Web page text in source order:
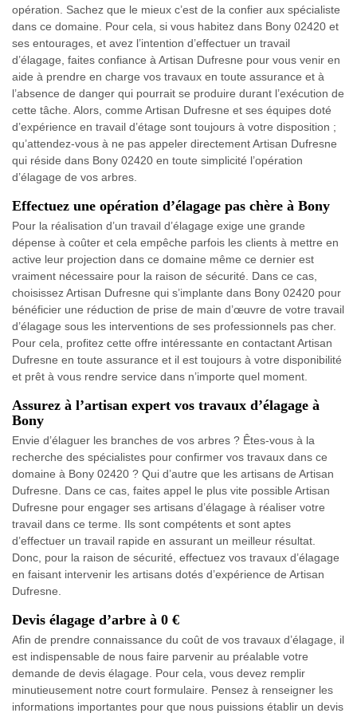
opération. Sachez que le mieux c’est de la confier aux spécialiste
dans ce domaine. Pour cela, si vous habitez dans Bony 02420 et
ses entourages, et avez l’intention d’effectuer un travail
d’élagage, faites confiance à Artisan Dufresne pour vous venir en
aide à prendre en charge vos travaux en toute assurance et à
l’absence de danger qui pourrait se produire durant l’exécution de
cette tâche. Alors, comme Artisan Dufresne et ses équipes doté
d’expérience en travail d’étage sont toujours à votre disposition ;
qu’attendez-vous à ne pas appeler directement Artisan Dufresne
qui réside dans Bony 02420 en toute simplicité l’opération
d’élagage de vos arbres.
Effectuez une opération d’élagage pas chère à Bony
Pour la réalisation d’un travail d’élagage exige une grande
dépense à coûter et cela empêche parfois les clients à mettre en
active leur projection dans ce domaine même ce dernier est
vraiment nécessaire pour la raison de sécurité. Dans ce cas,
choisissez Artisan Dufresne qui s’implante dans Bony 02420 pour
bénéficier une réduction de prise de main d’œuvre de votre travail
d’élagage sous les interventions de ses professionnels pas cher.
Pour cela, profitez cette offre intéressante en contactant Artisan
Dufresne en toute assurance et il est toujours à votre disponibilité
et prêt à vous rendre service dans n’importe quel moment.
Assurez à l’artisan expert vos travaux d’élagage à
Bony
Envie d’élaguer les branches de vos arbres ? Êtes-vous à la
recherche des spécialistes pour confirmer vos travaux dans ce
domaine à Bony 02420 ? Qui d’autre que les artisans de Artisan
Dufresne. Dans ce cas, faites appel le plus vite possible Artisan
Dufresne pour engager ses artisans d’élagage à réaliser votre
travail dans ce terme. Ils sont compétents et sont aptes
d’effectuer un travail rapide en assurant un meilleur résultat.
Donc, pour la raison de sécurité, effectuez vos travaux d’élagage
en faisant intervenir les artisans dotés d’expérience de Artisan
Dufresne.
Devis élagage d’arbre à 0 €
Afin de prendre connaissance du coût de vos travaux d’élagage, il
est indispensable de nous faire parvenir au préalable votre
demande de devis élagage. Pour cela, vous devez remplir
minutieusement notre court formulaire. Pensez à renseigner les
informations importantes pour que nous puissions établir un devis